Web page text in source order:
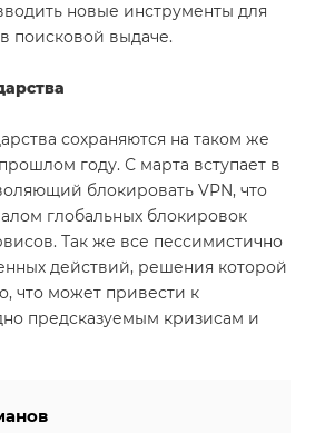
новые инструменты для
поисковой выдаче.
сохраняются на таком же
году. С марта вступает в
блокировать VPN, что
глобальных блокировок
Так же все пессимистично
действий, решения которой
что может привести к
предсказуемым кризисам и